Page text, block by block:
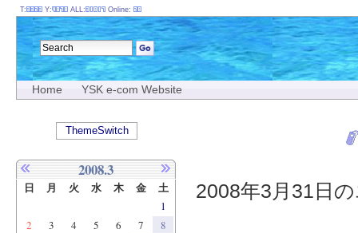
Home YSK e-com Website
2008年3月31日
T: Y: ALL: Online:
ThemeSwitch
2008.3
日 月 火 水 木 金 土
1
2
3 4 5 6 7
8